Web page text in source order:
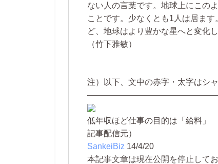
ない人の言葉です。地球上にこの
ことです。少なくとも1人は居ま
ど、地球はより豊かな星へと変化
（竹下雅敏）
注）以下、文中の赤字・太字はシ
低年収ほど仕事の目的は「給料」
記事配信元）
SankeiBiz 14/4/20
本記事文章は現在公開を停止して